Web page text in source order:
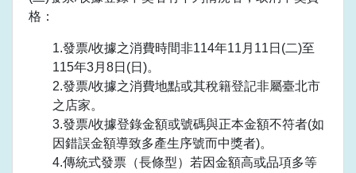
格：
1.發票/收據之消費時間非114年11月11日(二)至
115年3月8日(日)。
2.發票/收據之消費地點或其稅籍登記非屬臺北市
之店家。
3.發票/收據登錄金額或號碼與正本金額不符者(如
因錯誤金額導致多產生序號而中獎者)。
4.傳統式發票（長條型）若因金額高或品項多等